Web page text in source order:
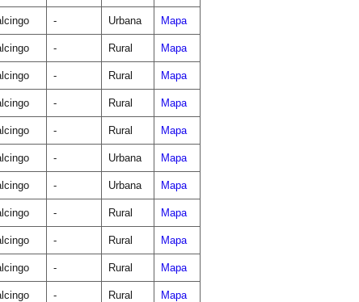
- Urbana Mapa
- Rural Mapa
- Rural Mapa
- Rural Mapa
- Rural Mapa
- Urbana Mapa
- Urbana Mapa
- Rural Mapa
- Rural Mapa
- Rural Mapa
- Rural Mapa